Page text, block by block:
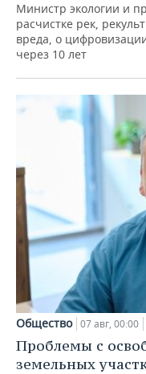
Министр экологии и
расчистке рек,
вреда, о
через 10 лет
Общество 07 авг, 00:00
Проблемы с
земельных